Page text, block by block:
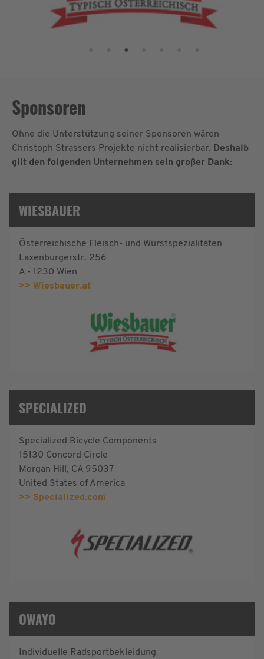
Sponsoren
Ohne die Unterstützung seiner Sponsoren wären
Christoph Strassers Projekte nicht realisierbar. Deshalb
gilt den folgenden Unternehmen sein großer Dank:
WIESBAUER
Österreichische Fleisch- und Wurstspezialitäten
Laxenburgerstr. 256
A - 1230 Wien
>> Wiesbauer.at
SPECIALIZED
Specialized Bicycle Components
15130 Concord Circle
Morgan Hill, CA 95037
United States of America
>> Specialized.com
OWAYO
Individuelle Radsportbekleidung